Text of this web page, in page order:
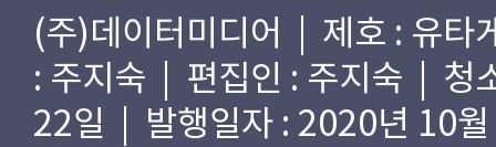
(주)데이터미디어 | 제호 : 유
: 주지숙 | 편집인 : 주지숙 | 청
22일 | 발행일자 : 2020년 10